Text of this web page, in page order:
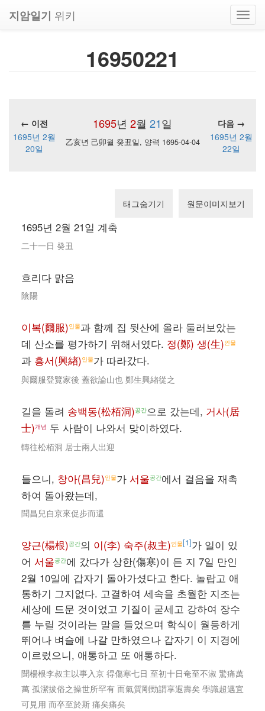
지암일기 위키
16950221
1695년 2월 21일
← 이전
다음 →
1695년 2월
20일
乙亥년 己卯월 癸丑일, 양력 1695-04-04
1695년 2월
22일
태그숨기기 원문이미지보기
1695년 2월 21일 계축
二十一日 癸丑
흐리다 맑음
陰陽
이복(爾服)인물과 함께 집 뒷산에 올라 둘러보았는
데 산소를 평가하기 위해서였다. 정(鄭) 생(生)인물
과 흥서(興緖)인물가 따라갔다.
與爾服登覽家後 蓋欲論山也 鄭生興緖從之
길을 돌려 송백동(松栢洞)공간으로 갔는데, 거사(居
士)개념 두 사람이 나와서 맞이하였다.
轉往松栢洞 居士兩人出迎
들으니, 창아(昌兒)인물가 서울공간에서 걸음을 재촉
하여 돌아왔는데,
聞昌兒自京來促步而還
양근(楊根)공간의 이(李) 숙주(叔主)인물[1]가 일이 있
어 서울공간에 갔다가 상한(傷寒)이 든 지 7일 만인
2월 10일에 갑자기 돌아가셨다고 한다. 놀랍고 애
통하기 그지없다. 고결하여 세속을 초월한 지조는
세상에 드문 것이었고 기질이 굳세고 강하여 장수
를 누릴 것이라는 말을 들었으며 학식이 월등하게
뛰어나 벼슬에 나갈 만하였으나 갑자기 이 지경에
이르렀으니, 애통하고 또 애통하다.
聞楊根李叔主以事入京 得傷寒七日 至初十日奄至不淑 驚痛萬
萬 孤潔拔俗之操世所罕有 而氣質剛勁謂享遐壽矣 學識超邁宜
可見用 而卒至於斯 痛矣痛矣